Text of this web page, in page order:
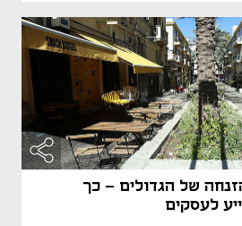
של הגדולים – כך
לעסקים